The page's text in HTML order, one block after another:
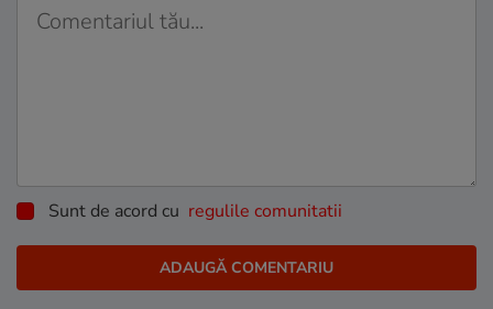
Sunt de acord cu regulile comunitatii